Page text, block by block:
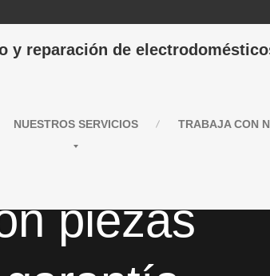
y reparación de
NUESTROS SERVICIOS TRABAJACON
piezas